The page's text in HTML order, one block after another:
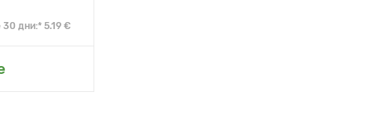
30 дни:* 5.19 €